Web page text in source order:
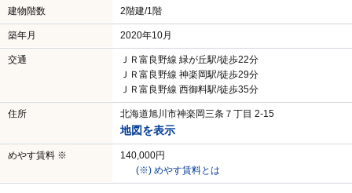
建物階数 2階建/1階
築年月 2020年10月
交通
ＪＲ富良野線 緑が丘駅/徒歩22分
ＪＲ富良野線 神楽岡駅/徒歩29分
ＪＲ富良野線 西御料駅/徒歩35分
住所 北海道旭川市神楽岡三条７丁目 2-15
地図を表示
めやす賃料 ※
140,000円
(※) めやす賃料とは